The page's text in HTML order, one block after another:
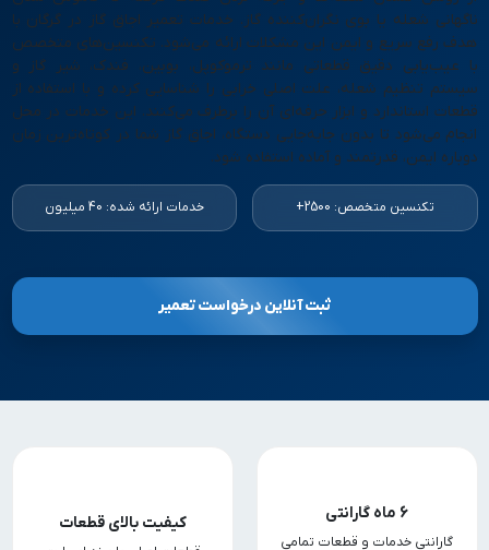
ناگهانی شعله یا بوی نگران‌کننده گاز. خدمات تعمیر اجاق گاز در گرگان با
هدف رفع سریع و ایمن این مشکلات ارائه می‌شود. تکنسین‌های متخصص
با عیب‌یابی دقیق قطعاتی مانند ترموکوپل، بوبین، فندک، شیر گاز و
سیستم تنظیم شعله، علت اصلی خرابی را شناسایی کرده و با استفاده از
قطعات استاندارد و ابزار حرفه‌ای آن را برطرف می‌کنند. این خدمات در محل
انجام می‌شود تا بدون جابه‌جایی دستگاه، اجاق گاز شما در کوتاه‌ترین زمان
دوباره ایمن، قدرتمند و آماده استفاده شود.
تکنسین متخصص: 2500+ خدمات ارائه شده: 40 میلیون
ثبت آنلاین درخواست تعمیر
6 ماه گارانتی
گارانتی خدمات و قطعات تمامی
کیفیت بالای قطعات